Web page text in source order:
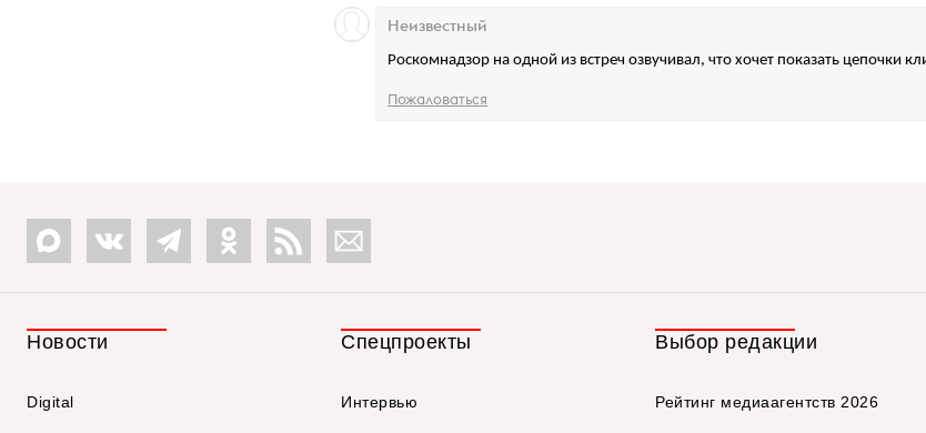
Роскомнадзор на одной из встреч озвучивал, что хочет показать цепочки
Неизвестный
Пожаловаться
Новости
Digital
Спецпроекты
Интервью
Выбор редакции
Рейтинг медиаагентств 2026